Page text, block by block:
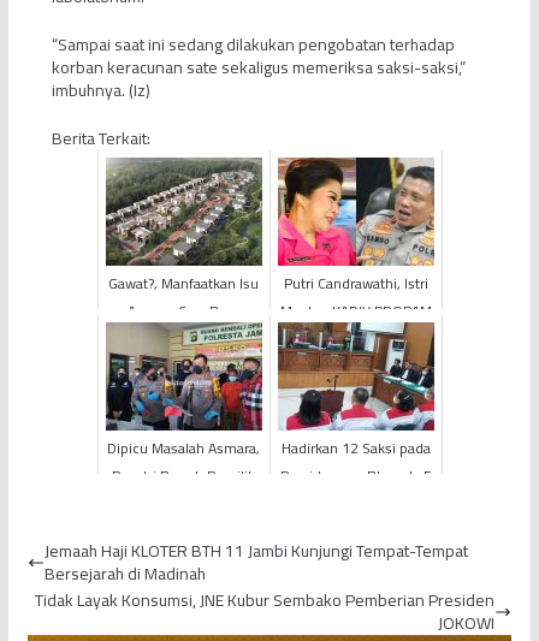
“Sampai saat ini sedang dilakukan pengobatan terhadap
korban keracunan sate sekaligus memeriksa saksi-saksi,”
imbuhnya. (Iz)
Berita Terkait:
Gawat?, Manfaatkan Isu
Agama, Cara Baru
Penipuan Berkedok
Syariah
Putri Candrawathi, Istri
Mantan KADIV PROPAM
Ferdy Sambo
Ditetapkan Sebagai
Tersangka
Dipicu Masalah Asmara,
Pasutri Bunuh Pemilik
Hadirkan 12 Saksi pada
Persidangan, Bharada E
Jemaah Haji KLOTER BTH 11 Jambi Kunjungi Tempat-Tempat
Bersejarah di Madinah
Tidak Layak Konsumsi, JNE Kubur Sembako Pemberian Presiden
JOKOWI